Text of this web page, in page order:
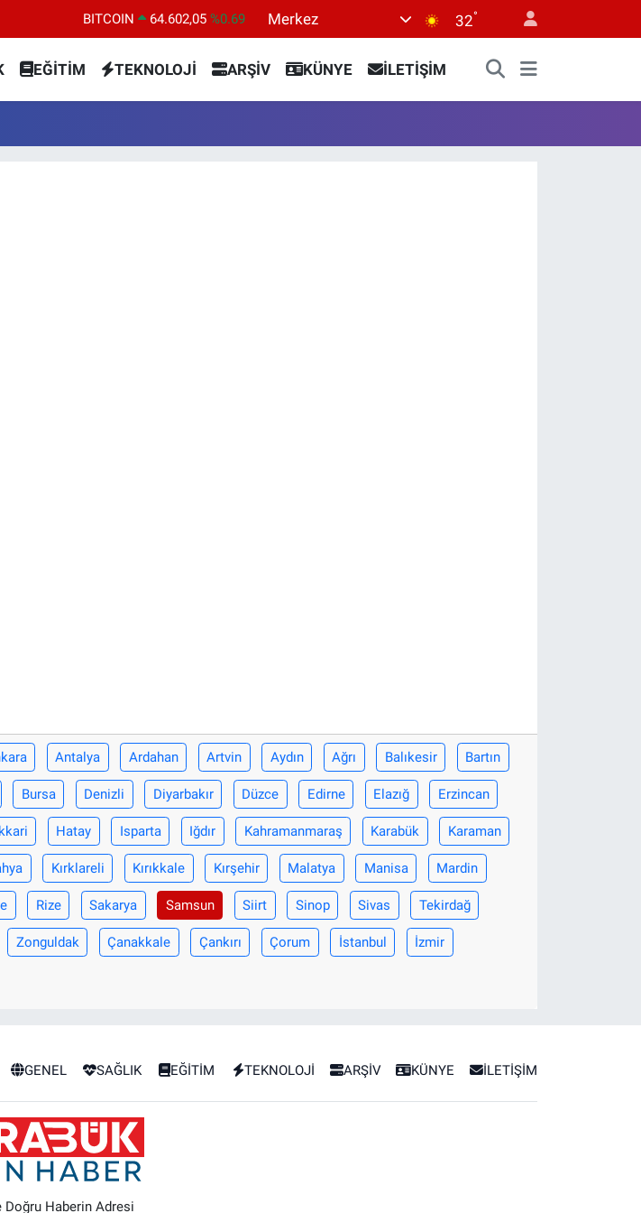
BITCOIN 64.602,05 %0.69
GRAM ALTIN
6513.94 %0.32
Merkez 32°
EĞİTİM TEKNOLOJİ ARŞİV KÜNYE İLETİŞİM
Antalya Ardahan Artvin Aydın Ağrı Balıkesir Bartın
Bursa Denizli Diyarbakır Düzce Edirne Elazığ Erzincan
Hatay Isparta Iğdır Kahramanmaraş Karabük Karaman
Kırklareli Kırıkkale Kırşehir Malatya Manisa Mardin
Rize Sakarya Samsun Siirt Sinop Sivas Tekirdağ
Zonguldak Çanakkale Çankırı Çorum İstanbul İzmir
GENEL SAĞLIK EĞİTİM TEKNOLOJİ ARŞİV KÜNYE İLETİŞİM
Doğru Haberin Adresi